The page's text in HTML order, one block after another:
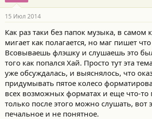
15 Июл 2014
Как раз таки без папок музыка, в самом
мигает как полагается, но маг пишет
Всовываешь флэшку и слушаешь это
того как попался Хай. Просто тут эта
уже обсуждалась, и выяснялось, что
придумывать пятое колесо
всех возможных форматах и еще что-
только после этого можно слушать, вот
печальное и не понятное.